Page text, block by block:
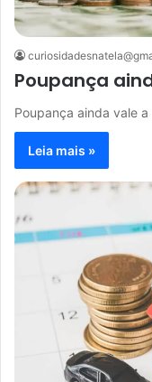
Poupança
Poupança ainda vale
Leia mais »